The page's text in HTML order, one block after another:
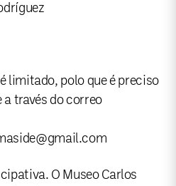
limitado, polo que é preciso
través do correo
O Museo Carlos